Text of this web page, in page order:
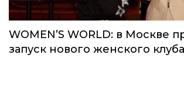
WOMEN’S WORLD: в Москве
запуск нового женского клуба